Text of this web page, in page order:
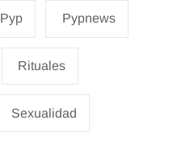
Pyp Pypnews
Rituales
Sexualidad